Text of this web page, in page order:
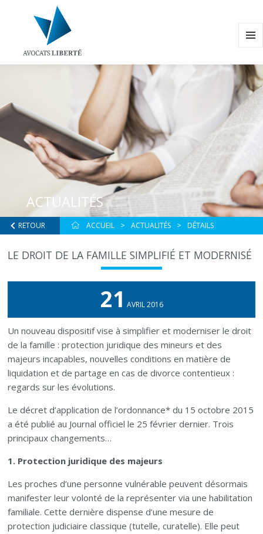
ACTUALITÉS
RETOUR ACCUEIL ACTUALITÉS DÉTAILS
LE DROIT DE LA FAMILLE SIMPLIFIÉ ET MODERNISÉ
21 AVRIL 2016
Un nouveau dispositif vise à simplifier et moderniser le droit
de la famille : protection juridique des mineurs et des
majeurs incapables, nouvelles conditions en matière de
liquidation et de partage en cas de divorce contentieux :
regards sur les évolutions.
Le décret d’application de l’ordonnance* du 15 octobre 2015
a été publié au Journal officiel le 25 février dernier. Trois
principaux changements…
1. Protection juridique des majeurs
Les proches d’une personne vulnérable peuvent désormais
manifester leur volonté de la représenter via une habilitation
familiale. Cette dernière dispense d’une mesure de
protection judiciaire classique (tutelle, curatelle). Elle peut